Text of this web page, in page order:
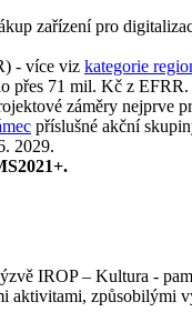
zařízení pro
- více viz kategorie
přes 71 mil. Kč z EFRR.
záměry nejprve
příslušné akční
2029.
IROP – Kultura -
způsobilými